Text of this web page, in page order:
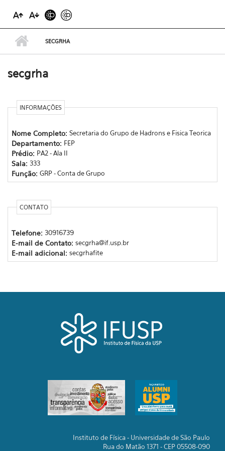
SECGRHA
secgrha
INFORMAÇÕES
Nome Completo: Secretaria do Grupo de Hadrons e Fisica Teorica
Departamento: FEP
Prédio: PA2 - Ala II
Sala: 333
Função: GRP - Conta de Grupo
CONTATO
Telefone: 30916739
E-mail de Contato: secgrha@if.usp.br
E-mail adicional: secgrhafite
Instituto de Física - Universidade de São Paulo
Rua do Matão 1371 - CEP 05508-090